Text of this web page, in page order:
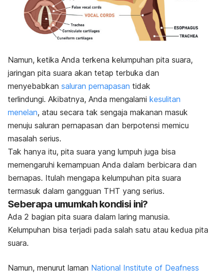
Namun, ketika Anda terkena kelumpuhan pita suara,
jaringan pita suara akan tetap terbuka dan
menyebabkan saluran pernapasan tidak
terlindungi. Akibatnya, Anda mengalami kesulitan
menelan, atau secara tak sengaja makanan masuk
menuju saluran pernapasan dan berpotensi memicu
masalah serius.
Tak hanya itu, pita suara yang lumpuh juga bisa
memengaruhi kemampuan Anda dalam berbicara dan
bernapas. Itulah mengapa kelumpuhan pita suara
termasuk dalam gangguan THT yang serius.
Seberapa umumkah kondisi ini?
Ada 2 bagian pita suara dalam laring manusia.
Kelumpuhan bisa terjadi pada salah satu atau kedua pita
suara.
Namun, menurut laman National Institute of Deafness